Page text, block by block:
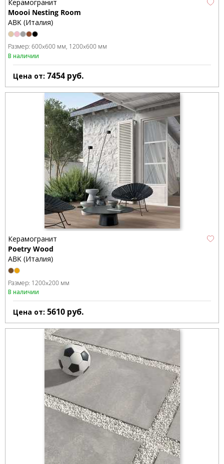
Керамогранит
Moooi Nesting Room
ABK (Италия)
Размер: 600x600 мм 1200x600 мм
В наличии
Цена от: 7454 руб.
Керамогранит
Poetry Wood
ABK (Италия)
Размер: 1200x200 мм
В наличии
Цена от: 5610 руб.